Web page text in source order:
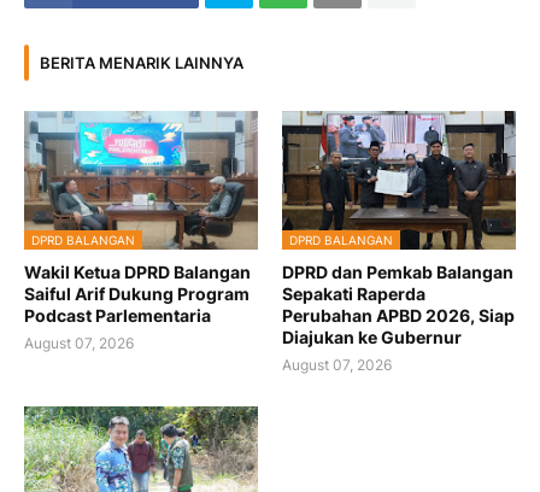
BERITA MENARIK LAINNYA
DPRD BALANGAN
Wakil Ketua DPRD Balangan
Saiful Arif Dukung Program
Podcast Parlementaria
August 07, 2026
DPRD BALANGAN
DPRD dan Pemkab Balangan
Sepakati Raperda
Perubahan APBD 2026, Siap
Diajukan ke Gubernur
August 07, 2026